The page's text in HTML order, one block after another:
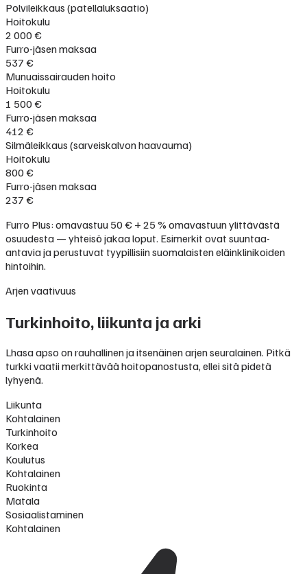
Polvileikkaus (patellaluksaatio)
Hoitokulu
2 000 €
Furro-jäsen maksaa
537 €
Munuaissairauden hoito
Hoitokulu
1 500 €
Furro-jäsen maksaa
412 €
Silmäleikkaus (sarveiskalvon haavauma)
Hoitokulu
800 €
Furro-jäsen maksaa
237 €
Furro Plus: omavastuu 50 € + 25 % omavastuun ylittävästä
osuudesta — yhteisö jakaa loput. Esimerkit ovat suuntaa-
antavia ja perustuvat tyypillisiin suomalaisten eläinklinikoiden
hintoihin.
Arjen vaativuus
Turkinhoito, liikunta ja arki
Lhasa apso on rauhallinen ja itsenäinen arjen seuralainen. Pitkä
turkki vaatii merkittävää hoitopanostusta, ellei sitä pidetä
lyhyenä.
Liikunta
Kohtalainen
Turkinhoito
Korkea
Koulutus
Kohtalainen
Ruokinta
Matala
Sosiaalistaminen
Kohtalainen